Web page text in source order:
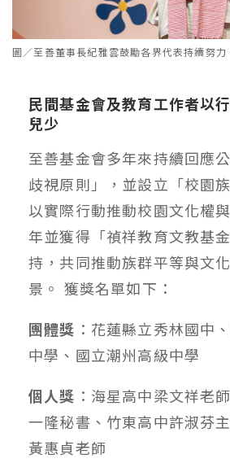
圖／至善董事長紀雅雲鼓勵各界代表持續努力
民間基金會及教育工作者以
兒少
至善基金會多年來持續回應
歧視原則」，並設立「校園
以實際行動推動校園文化權
年並獲得「禎祥教育文教基
持，共同推動族群平等與文
景。 獲獎名單如下：
團體獎 ：花蓮縣立秀林國中
中學、國立潮州高級中學
個人獎 ：海星高中梁文祥老
一隆秘書、竹東高中許淑芬
黃惠貞老師